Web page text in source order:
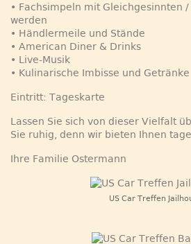
• Fachsimpeln mit Gleichgesinnten
werden
• Händlermeile und Stände
• American Diner & Drinks
• Live-Musik
• Kulinarische Imbisse und Getränke
Eintritt: Tageskarte
Lassen Sie sich von dieser Vielfalt
Sie ruhig, denn wir bieten Ihnen
Ihre Familie Ostermann
US Car Treffen